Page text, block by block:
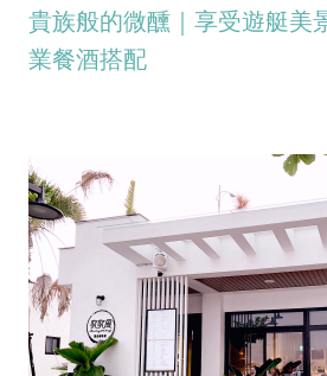
貴族般的微醺｜享受遊艇美
業餐酒搭配